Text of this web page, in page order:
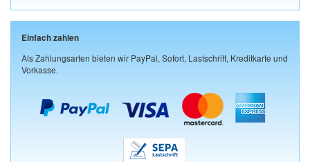
Einfach zahlen
Als Zahlungsarten bieten wir PayPal, Sofort, Lastschrift, Kreditkarte und
Vorkasse.